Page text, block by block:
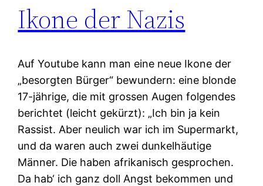
Ikone der Nazis
Auf Youtube kann man eine neue Ikone der
„besorgten Bürger“ bewundern: eine blonde
17-jährige, die mit grossen Augen folgendes
berichtet (leicht gekürzt): „Ich bin ja kein
Rassist. Aber neulich war ich im Supermarkt,
und da waren auch zwei dunkelhäutige
Männer. Die haben afrikanisch gesprochen.
Da hab‘ ich ganz doll Angst bekommen und